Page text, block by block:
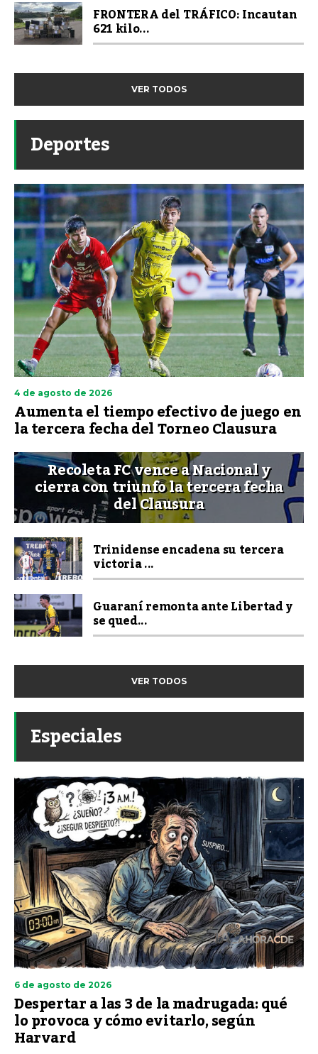
FRONTERA del TRÁFICO: Incautan
621 kilo...
VER TODOS
Deportes
4 de agosto de 2026
Aumenta el tiempo efectivo de juego en
la tercera fecha del Torneo Clausura
Recoleta FC vence a Nacional y
cierra con triunfo la tercera fecha
del Clausura
Trinidense encadena su tercera
victoria ...
Guaraní remonta ante Libertad y
se qued...
VER TODOS
Especiales
6 de agosto de 2026
Despertar a las 3 de la madrugada: qué
lo provoca y cómo evitarlo, según
Harvard